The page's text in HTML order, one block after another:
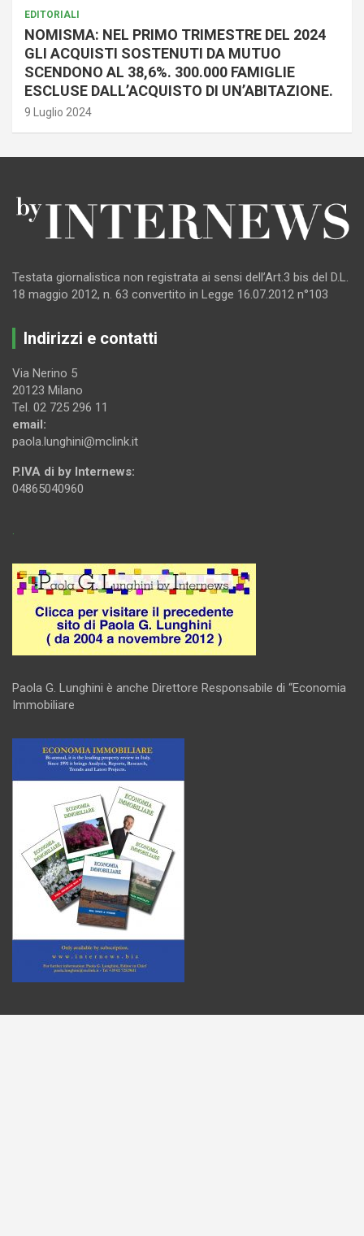
EDITORIALI
NOMISMA: NEL PRIMO TRIMESTRE DEL 2024
GLI ACQUISTI SOSTENUTI DA MUTUO
SCENDONO AL 38,6%. 300.000 FAMIGLIE
ESCLUSE DALL’ACQUISTO DI UN’ABITAZIONE.
9 Luglio 2024
Testata giornalistica non registrata ai sensi dell’Art.3 bis del D.L.
18 maggio 2012, n. 63 convertito in Legge 16.07.2012 n°103
Indirizzi e contatti
Via Nerino 5
20123 Milano
Tel. 02 725 296 11
email:
paola.lunghini@mclink.it
P.IVA di by Internews:
04865040960
.
Paola G. Lunghini è anche Direttore Responsabile di “Economia
Immobiliare